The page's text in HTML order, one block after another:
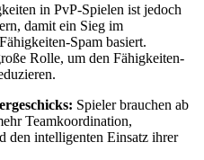
in PvP-Spielen ist jedoch
damit ein Sieg im
Spam basiert.
Rolle, um den Fähigkeiten-
Spieler brauchen ab
Teamkoordination,
den intelligenten Einsatz ihrer